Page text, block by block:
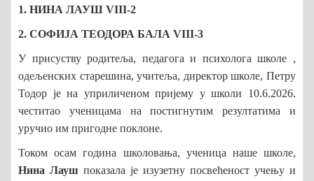
1. НИНА ЛАУШ VIII-2
2. СОФИЈА ТЕОДОРА БАЛА VIII-3
У присуству родитеља, педагога и психолога школе ,
одељенских старешина, учитеља, директор школе,Петру
Тодор јена уприличеном пријему у школи 10.6.2026.
честитао ученицама на постигнутим резултатима и
уручио им пригодне поклоне.
Током осам година школовања, ученица наше школе,
Нина Лауш показала је изузетну посвећеност учењу и